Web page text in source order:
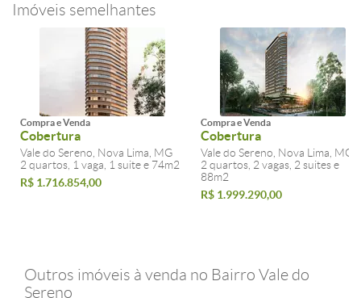
Imóveis semelhantes
Compra e Venda
Cobertura
Vale do Sereno, Nova Lima, MG
2 quartos, 1 vaga, 1 suite e 74m2
R$ 1.716.854,00
Compra e Venda
Cobertura
Vale do Sereno, Nova Lima, MG
2 quartos, 2 vagas, 2 suites e
88m2
R$ 1.999.290,00
Outros imóveis à venda no Bairro Vale do
Sereno